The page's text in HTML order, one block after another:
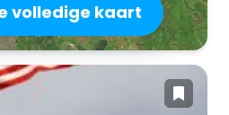
volledige kaart